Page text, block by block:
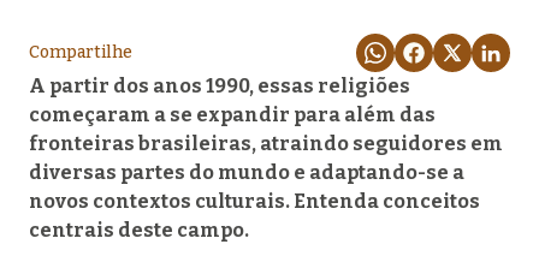
Compartilhe
A partir dos anos 1990, essas religiões
começaram a se expandir para além das
fronteiras brasileiras, atraindo seguidores em
diversas partes do mundo e adaptando-se a
novos contextos culturais. Entenda conceitos
centrais deste campo.